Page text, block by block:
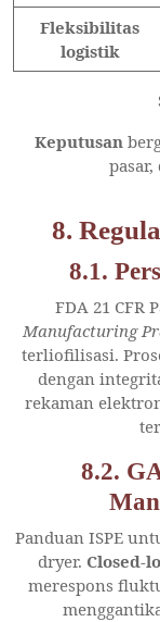
Fleksibilitas
logistik
Keputusan
8.
8.1.
FDA 21 CFR
Manufacturing
terliofilisasi.
dengan
rekaman
8.2.
Panduan ISPE
dryer. Closed-
merespons